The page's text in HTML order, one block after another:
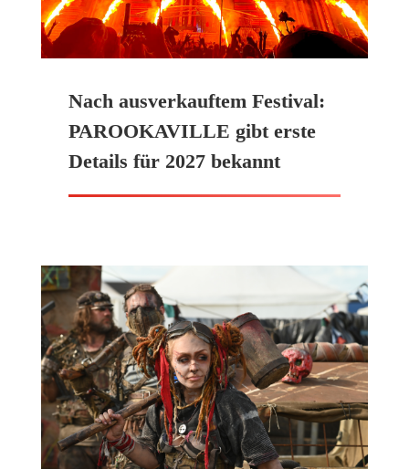
Nach ausverkauftem Festival:
PAROOKAVILLE gibt erste
Details für 2027 bekannt